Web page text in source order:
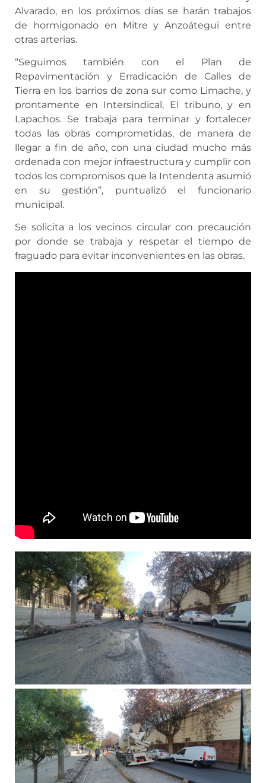
Alvarado, en los próximos días se harán trabajos
de hormigonado en Mitre y Anzoátegui entre
otras arterias.
“Seguimos también con el Plan de
Repavimentación y Erradicación de Calles de
Tierra en los barrios de zona sur como Limache, y
prontamente en Intersindical, El tribuno, y en
Lapachos. Se trabaja para terminar y fortalecer
todas las obras comprometidas, de manera de
llegar a fin de año, con una ciudad mucho más
ordenada con mejor infraestructura y cumplir con
todos los compromisos que la Intendenta asumió
en su gestión”, puntualizó el funcionario
municipal.
Se solicita a los vecinos circular con precaución
por donde se trabaja y respetar el tiempo de
fraguado para evitar inconvenientes en las obras.